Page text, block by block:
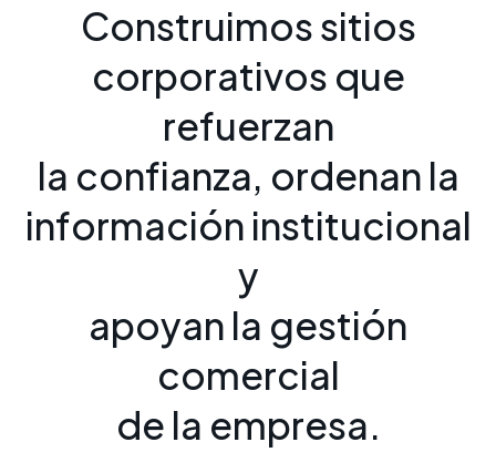
Construimossitios
corporativos que
refuerzan
la confianza, ordenan la
información institucional
y
apoyan la gestión
comercial
de la empresa.